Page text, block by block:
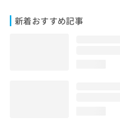
新着おすすめ記事
問
い